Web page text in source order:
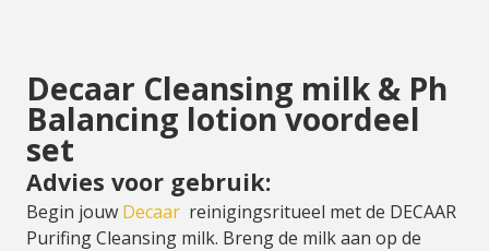
Decaar Cleansing milk & Ph
Balancing lotion voordeel
set
Advies voor gebruik:
Begin jouw Decaar reinigingsritueel met de DECAAR
Purifing Cleansing milk. Breng de milk aan op de